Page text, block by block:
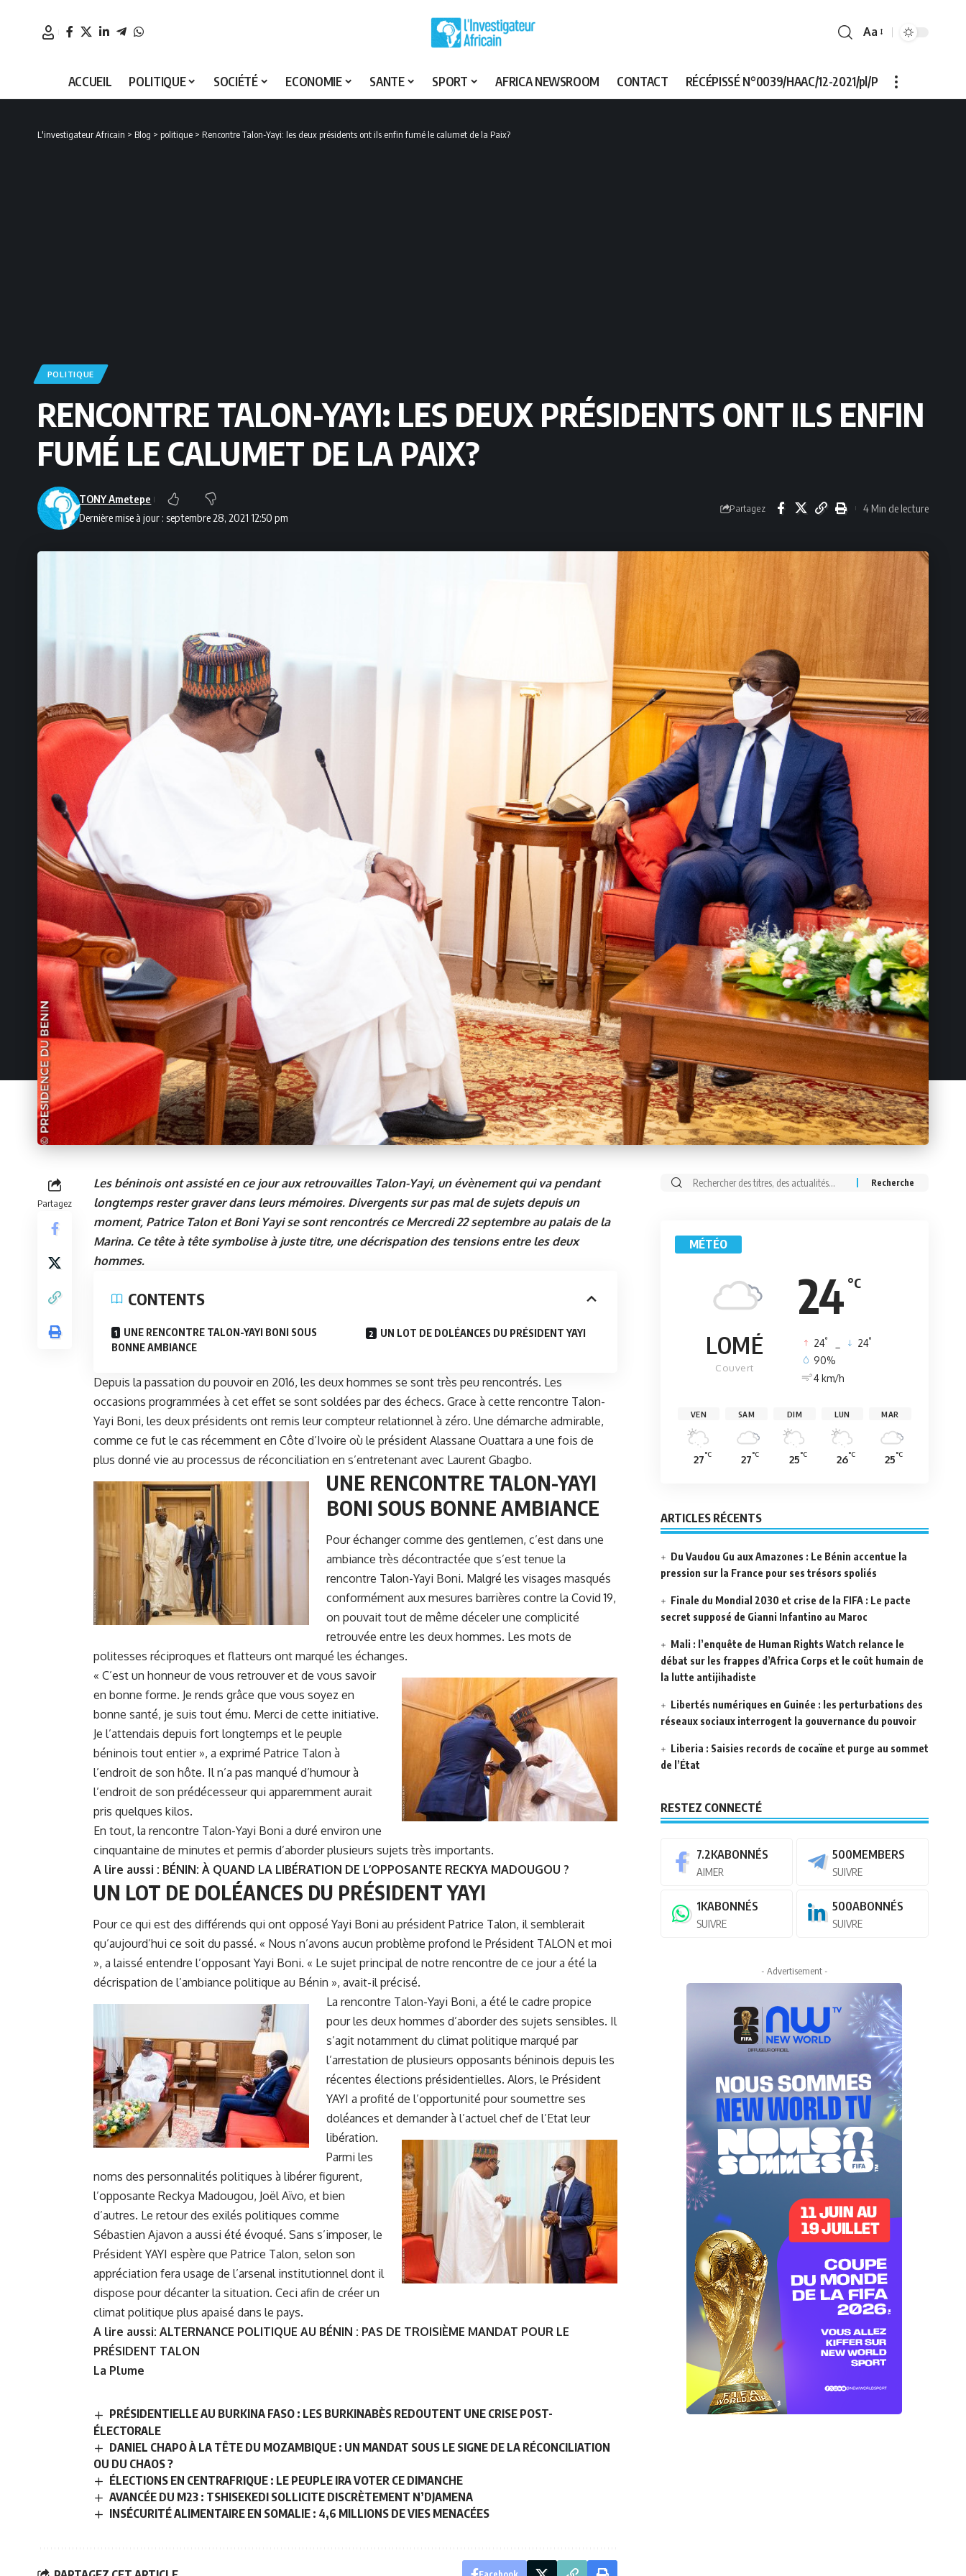
Font
Aa
ACCUEIL POLITIQUE SOCIÉTÉ ECONOMIE SANTE SPORT AFRICA NEWSROOM CONTACT RÉCÉPISSÉ N°0039/HAAC/12-2021/pl/P
L'investigateur Africain > Blog > politique > Rencontre Talon-Yayi: les deux présidents ont ils enfin fumé le calumet de la Paix?
POLITIQUE
RENCONTRE TALON-YAYI: LES DEUX PRÉSIDENTS ONT ILS ENFIN
FUMÉ LE CALUMET DE LA PAIX?
Dernière mise à jour : septembre 28, 2021 12:50 pm
TONY Ametepe
Partagez 4 Min de lecture
Partagez
Les béninois ont assisté en ce jour aux retrouvailles Talon-Yayi, un évènement qui va pendant
longtemps rester graver dans leurs mémoires. Divergents sur pas mal de sujets depuis un
moment, Patrice Talon et Boni Yayi se sont rencontrés ce Mercredi 22 septembre au palais de la
Marina. Ce tête à tête symbolise à juste titre, une décrispation des tensions entre les deux
hommes.
CONTENTS
UNE RENCONTRE TALON-YAYI BONI SOUS
BONNE AMBIANCE
UN LOT DE DOLÉANCES DU PRÉSIDENT YAYI
Depuis la passation du pouvoir en 2016, les deux hommes se sont très peu rencontrés. Les
occasions programmées à cet effet se sont soldées par des échecs. Grace à cette rencontre Talon-
Yayi Boni, les deux présidents ont remis leur compteur relationnel à zéro. Une démarche admirable,
comme ce fut le cas récemment en Côte d’Ivoire où le président Alassane Ouattara a une fois de
plus donné vie au processus de réconciliation en s’entretenant avec Laurent Gbagbo.
UNE RENCONTRE TALON-YAYI
BONI SOUS BONNE AMBIANCE
Pour échanger comme des gentlemen, c’est dans une
ambiance très décontractée que s’est tenue la
rencontre Talon-Yayi Boni. Malgré les visages masqués
conformément aux mesures barrières contre la Covid 19,
on pouvait tout de même déceler une complicité
retrouvée entre les deux hommes. Les mots de
politesses réciproques et flatteurs ont marqué les échanges.
« C’est un honneur de vous retrouver et de vous savoir
en bonne forme. Je rends grâce que vous soyez en
bonne santé, je suis tout ému. Merci de cette initiative.
Je l’attendais depuis fort longtemps et le peuple
béninois tout entier », a exprimé Patrice Talon à
l’endroit de son hôte. Il n’a pas manqué d’humour à
l’endroit de son prédécesseur qui apparemment aurait
pris quelques kilos.
En tout, la rencontre Talon-Yayi Boni a duré environ une
cinquantaine de minutes et permis d’aborder plusieurs sujets très importants.
A lire aussi : BÉNIN: À QUAND LA LIBÉRATION DE L’OPPOSANTE RECKYA MADOUGOU ?
UN LOT DE DOLÉANCES DU PRÉSIDENT YAYI
Pour ce qui est des différends qui ont opposé Yayi Boni au président Patrice Talon, il semblerait
qu’aujourd’hui ce soit du passé. « Nous n’avons aucun problème profond le Président TALON et moi
», a laissé entendre l’opposant Yayi Boni. « Le sujet principal de notre rencontre de ce jour a été la
décrispation de l’ambiance politique au Bénin », avait-il précisé.
La rencontre Talon-Yayi Boni, a été le cadre propice
pour les deux hommes d’aborder des sujets sensibles. Il
s’agit notamment du climat politique marqué par
l’arrestation de plusieurs opposants béninois depuis les
récentes élections présidentielles. Alors, le Président
YAYI a profité de l’opportunité pour soumettre ses
doléances et demander à l’actuel chef de l’Etat leur
libération.
Parmi les
noms des personnalités politiques à libérer figurent,
l’opposante Reckya Madougou, Joël Aïvo, et bien
d’autres. Le retour des exilés politiques comme
Sébastien Ajavon a aussi été évoqué. Sans s’imposer, le
Président YAYI espère que Patrice Talon, selon son
appréciation fera usage de l’arsenal institutionnel dont il
dispose pour décanter la situation. Ceci afin de créer un
climat politique plus apaisé dans le pays.
A lire aussi: ALTERNANCE POLITIQUE AU BÉNIN : PAS DE TROISIÈME MANDAT POUR LE
PRÉSIDENT TALON
La Plume
PRÉSIDENTIELLE AU BURKINA FASO : LES BURKINABÈS REDOUTENT UNE CRISE POST-
ÉLECTORALE
DANIEL CHAPO À LA TÊTE DU MOZAMBIQUE : UN MANDAT SOUS LE SIGNE DE LA RÉCONCILIATION
OU DU CHAOS ?
ÉLECTIONS EN CENTRAFRIQUE : LE PEUPLE IRA VOTER CE DIMANCHE
AVANCÉE DU M23 : TSHISEKEDI SOLLICITE DISCRÈTEMENT N’DJAMENA
INSÉCURITÉ ALIMENTAIRE EN SOMALIE : 4,6 MILLIONS DE VIES MENACÉES
Rechercher:
MÉTÉO
24 °C
LOMÉ
Couvert
24° 24°
90%
4 km/h
VEN
27°C
SAM
27°C
DIM
25°C
LUN
26°C
MAR
25°C
ARTICLES RÉCENTS
Du Vaudou Gu aux Amazones : Le Bénin accentue la
pression sur la France pour ses trésors spoliés
Finale du Mondial 2030 et crise de la FIFA : Le pacte
secret supposé de Gianni Infantino au Maroc
Mali : l’enquête de Human Rights Watch relance le
débat sur les frappes d’Africa Corps et le coût humain de
la lutte antijihadiste
Libertés numériques en Guinée : les perturbations des
réseaux sociaux interrogent la gouvernance du pouvoir
Liberia : Saisies records de cocaïne et purge au sommet
de l’État
RESTEZ CONNECTÉ
7.2KABONNÉS
AIMER
500MEMBERS
SUIVRE
1KABONNÉS
SUIVRE
500ABONNÉS
SUIVRE
- Advertisement -